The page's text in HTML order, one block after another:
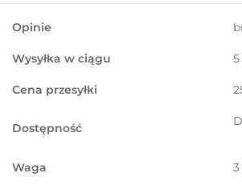
Opinie
Wysyłka w ciągu
Cena przesyłki
Dostępność
Waga